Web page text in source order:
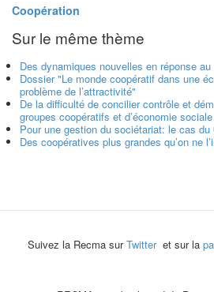
Coopération
Sur le même thème
Des dynamiques nouvelles en réponse
Dossier "Le monde coopératif dans une
problème de l’attractivité"
De la difficulté de concilier contrôle et
groupes coopératifs et d’économie sociale
Pour une gestion du sociétariat: le cas
Des coopératives plus grandes qu’on ne
Suivez la Recma surTwitter et sur la